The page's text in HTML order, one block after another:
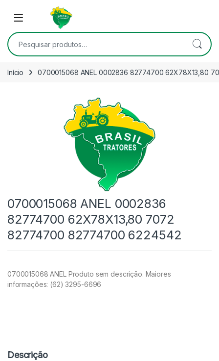
Skip to navigation
Open
Pesquisar por:
Início 0700015068 ANEL 0002836 82774700 62X78X13,80
0700015068 ANEL 0002836
82774700 62X78X13,80 7072
82774700 82774700 6224542
0700015068 ANEL Produto sem descrição. Maiores
informações: (62) 3295-6696
Descrição